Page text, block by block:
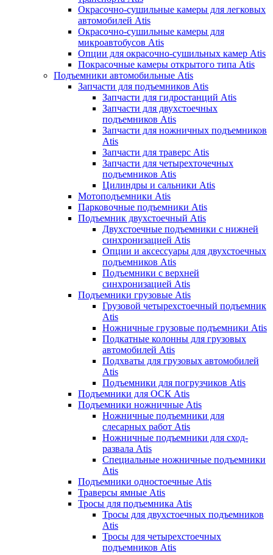
Окрасочно-сушильные камеры для легковых
автомобилей Atis
Окрасочно-сушильные камеры для
микроавтобусов Atis
Опции для окрасочно-сушильных камер Atis
Покрасочные камеры открытого типа Atis
Подъемники автомобильные Atis
Запчасти для подъемников Atis
Запчасти для гидростанций Atis
Запчасти для двухстоечных
подъемников Atis
Запчасти для ножничных подъемников
Atis
Запчасти для траверс Atis
Запчасти для четырехточечных
подъемников Atis
Цилиндры и сальники Atis
Мотоподъемники Atis
Парковочные подъемники Atis
Подъемник двухстоечный Atis
Двухстоечные подъемники с нижней
синхронизацией Atis
Опции и аксессуары для двухстоечных
подъемников Atis
Подъемники с верхней
синхронизацией Atis
Подъемники грузовые Atis
Грузовой четырехстоечный подъемник
Atis
Ножничные грузовые подъемники Atis
Подкатные колонны для грузовых
автомобилей Atis
Подхваты для грузовых автомобилей
Atis
Подъемники для погрузчиков Atis
Подъемники для ОСК Atis
Подъемники ножничные Atis
Ножничные подъемники для
слесарных работ Atis
Ножничные подъемники для сход-
развала Atis
Специальные ножничные подъемники
Atis
Подъемники одностоечные Atis
Траверсы ямные Atis
Тросы для подъемника Atis
Тросы для двухстоечных подъемников
Atis
Тросы для четырехстоечных
подъемников Atis